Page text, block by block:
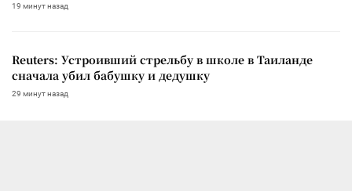
19 минут назад
Reuters: Устроивший стрельбу в школе в Таиланде
сначала убил бабушку и дедушку
29 минут назад